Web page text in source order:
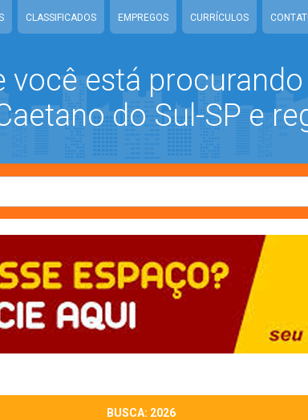
CLASSIFICADOS EMPREGOS CURRÍCULOS
você está
do Sul-SP e
BUSCA: 2026